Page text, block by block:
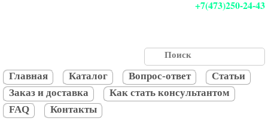
+7(473)250-24-43
Главная Каталог Вопрос-ответ
Статьи
Заказ и доставка
Как стать консультантом
FAQ
Контакты